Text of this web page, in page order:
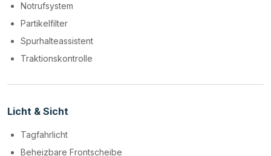
Notrufsystem
Partikelfilter
Spurhalteassistent
Traktionskontrolle
Licht & Sicht
Tagfahrlicht
Beheizbare Frontscheibe